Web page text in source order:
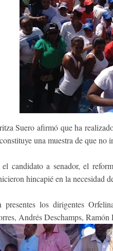
Suero afirmó que ha
una muestra de que no
candidato a senador, el
hincapié en la necesidad
presentes los dirigentes
Andrés Deschamps,